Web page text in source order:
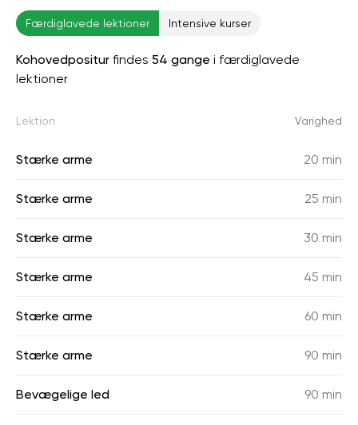
Færdiglavede lektioner Intensive kurser
Kohovedpositur findes 54 gange i færdiglavede
lektioner
Lektion Varighed
Stærke arme 20 min
Stærke arme 25 min
Stærke arme 30 min
Stærke arme 45 min
Stærke arme 60 min
Stærke arme 90 min
Bevægelige led 90 min